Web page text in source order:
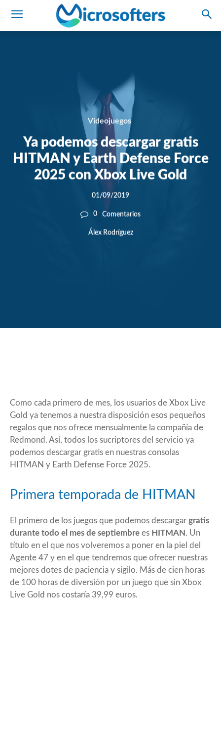
Videojuegos
Ya podemos descargar gratis
HITMAN y Earth Defense Force
2025 con Xbox Live Gold
01/09/2019
0 Comentarios
Álex Rodríguez
Como cada primero de mes, los usuarios de Xbox Live
Gold ya tenemos a nuestra disposición esos pequeños
regalos que nos ofrece mensualmente la compañía de
Redmond . Así, todos los sucriptores del servicio ya
podemos descargar gratis en nuestras consolas
HITMAN y Earth Defense Force 2025.
Primera temporada de HITMAN
El primero de los juegos que podemos descargar gratis
durante todo el mes de septiembre es HITMAN . Un
título en el que nos volveremos a poner en la piel del
Agente 47 y en el que tendremos que ofrecer nuestras
mejores dotes de paciencia y sigilo. Más de cien horas
de 100 horas de diversión por un juego que sin Xbox
Live Gold nos costaría 39,99 euros.